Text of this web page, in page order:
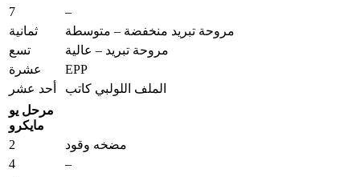
7
–
ثمانية
مروحة تبريد منخفضة – متوسطة
تسع
مروحة تبريد – عالية
عشرة
EPP
أحد عشر
الملف اللولبي كاتب
مرحل يو
مايكرو
2
مضخه وقود
4
–